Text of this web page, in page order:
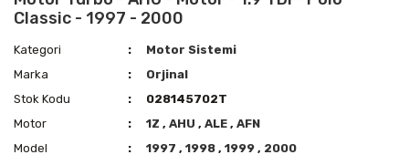
Classic - 1997 - 2000
Kategori
Motor Sistemi
Marka
Orjinal
Stok Kodu
028145702T
Motor
1Z,AHU,ALE,AFN
Model
1997,1998,1999, 2000